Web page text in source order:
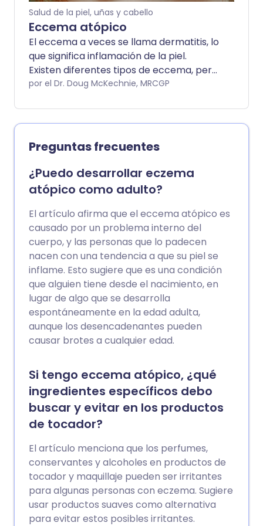
Salud de la piel, uñas y cabello
Eccema atópico
El eccema a veces se llama dermatitis, lo
que significa inflamación de la piel.
Existen diferentes tipos de eccema, pero
la mayoría son condiciones crónicas. El
En este tipo de eccema, hay un patrón
típico de inflamación de la piel que causa
los síntomas. Las hidratantes
(emolientes) y las cremas o ungüentos
con esteroides son los tratamientos
habituales. Aproximadamente 2 de cada
3 niños con eccema atópico dejan de
tenerlo alrededor de la adolescencia.
por el Dr. Doug McKechnie, MRCGP
Preguntas frecuentes
¿Puedo desarrollar eczema
atópico como adulto?
El artículo afirma que el eccema atópico es
causado por un problema interno del
cuerpo, y las personas que lo padecen
nacen con una tendencia a que su piel se
inflame. Esto sugiere que es una condición
que alguien tiene desde el nacimiento, en
lugar de algo que se desarrolla
espontáneamente en la edad adulta,
aunque los desencadenantes pueden
causar brotes a cualquier edad.
Si tengo eccema atópico, ¿qué
ingredientes específicos debo
buscar y evitar en los productos
de tocador?
El artículo menciona que los perfumes,
conservantes y alcoholes en productos de
tocador y maquillaje pueden ser irritantes
para algunas personas con eczema. Sugiere
usar productos suaves como alternativa
para evitar estos posibles irritantes.